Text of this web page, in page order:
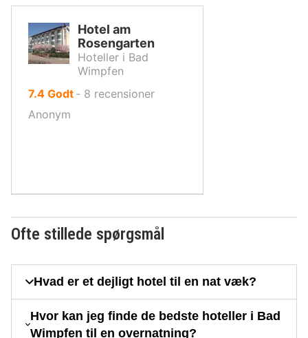
Hotel am
Rosengarten
Hoteller i Bad
Wimpfen
7.4ud
10,
Godt ‐ 8 recensioner
Anonym
Ofte stillede spørgsmål
Hvad er et dejligt hotel til en nat væk?
Hvor kan jeg finde de bedste hoteller i Bad
Wimpfen til en overnatning?